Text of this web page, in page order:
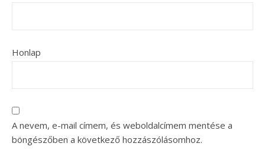
Honlap
A nevem, e-mail címem, és weboldalcímem mentése a
böngészőben a következő hozzászólásomhoz.